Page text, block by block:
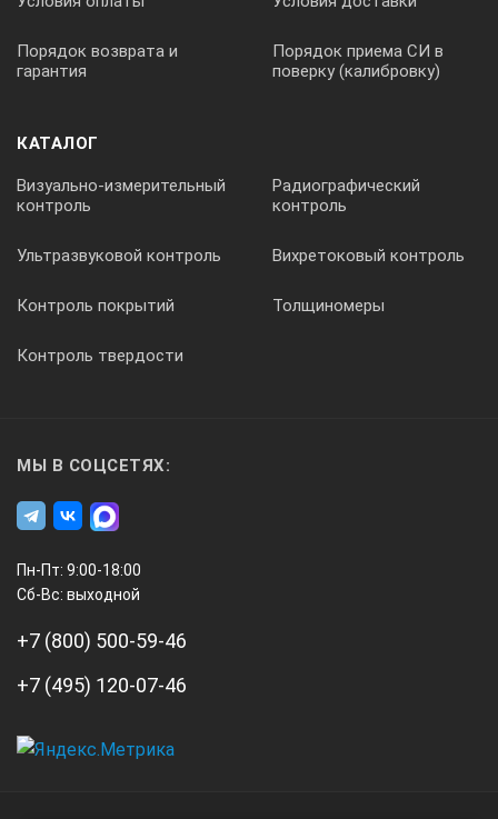
Порядок возврата и
гарантия
Порядок приема СИ в
поверку (калибровку)
КАТАЛОГ
Визуально-измерительный
контроль
Радиографический
контроль
Ультразвуковой контроль Вихретоковый контроль
Контроль покрытий Толщиномеры
Контроль твердости
МЫ В СОЦСЕТЯХ:
Пн-Пт: 9:00-18:00
Сб-Вс: выходной
+7 (800) 500-59-46
+7 (495) 120-07-46